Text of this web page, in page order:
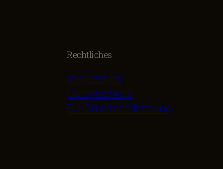
Rechtliches
Impressum
Datenschutz
EU-Streitschlichtung